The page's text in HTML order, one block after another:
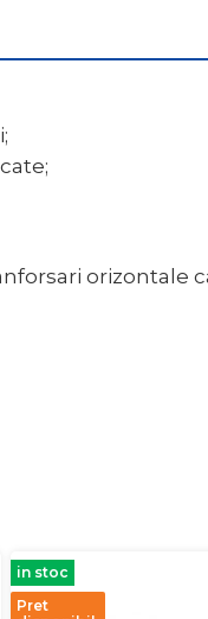
orizontale
in stoc
Pret